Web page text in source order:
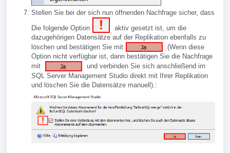
Stellen Sie bei der sich nun öffnenden Nachfrage sicher, dass
Die folgende Option
aktiv gesetzt ist, um die
dazugehörigen Datensätze auf der Replikation ebenfalls zu
löschen und bestätigen Sie mit
(Wenn diese
Option nicht verfügbar ist, dann bestätigen Sie die Nachfrage
mit
und verbinden Sie sich anschließend im
SQL Server Management Studio direkt mit Ihrer Replikation
und löschen Sie die Datensätze manuell).: